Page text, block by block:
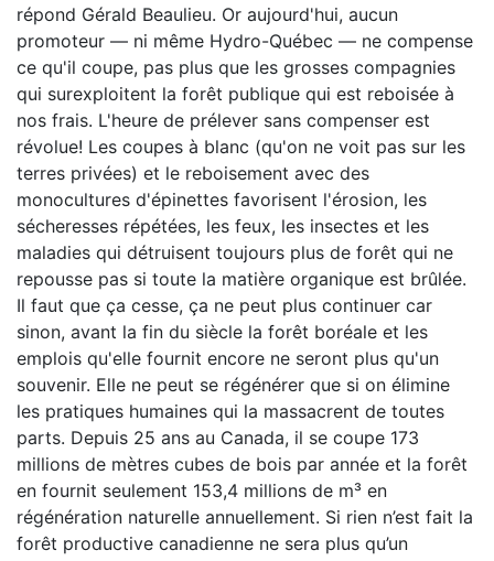
répond Gérald Beaulieu. Or aujourd'hui, aucun
promoteur — ni même Hydro-Québec — ne compense
ce qu'il coupe, pas plus que les grosses compagnies
qui surexploitent la forêt publique qui est reboisée à
nos frais. L'heure de prélever sans compenser est
révolue! Les coupes à blanc (qu'on ne voit pas sur les
terres privées) et le reboisement avec des
monocultures d'épinettes favorisent l'érosion, les
sécheresses répétées, les feux, les insectes et les
maladies qui détruisent toujours plus de forêt qui ne
repousse pas si toute la matière organique est brûlée.
Il faut que ça cesse, ça ne peut plus continuer car
sinon, avant la fin du siècle la forêt boréale et les
emplois qu'elle fournit encore ne seront plus qu'un
souvenir. Elle ne peut se régénérer que si on élimine
les pratiques humaines qui la massacrent de toutes
parts. Depuis 25 ans au Canada, il se coupe 173
millions de mètres cubes de bois par année et la forêt
en fournit seulement 153,4 millions de m³ en
régénération naturelle annuellement. Si rien n’est fait la
forêt productive canadienne ne sera plus qu’un